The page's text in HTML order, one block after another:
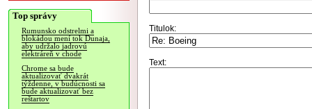
Top správy
Rumunsko odstrelmi a
blokádou mení tok Dunaja,
aby udržalo jadrovú
elektráreň v chode
Chrome sa bude
aktualizovať dvakrát
týždenne, v budúcnosti sa
bude aktualizovať bez
reštartov
Titulok:
Text: